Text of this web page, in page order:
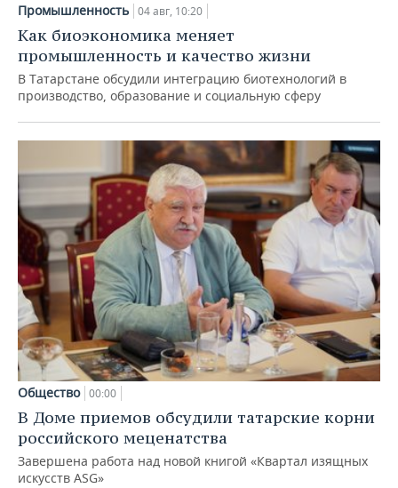
Промышленность 04 авг, 10:20
Как биоэкономика меняет
промышленность и качество жизни
В Татарстане обсудили интеграцию биотехнологий в
производство, образование и социальную сферу
Общество 00:00
В Доме приемов обсудили татарские корни
российского меценатства
Завершена работа над новой книгой «Квартал изящных
искусств ASG»